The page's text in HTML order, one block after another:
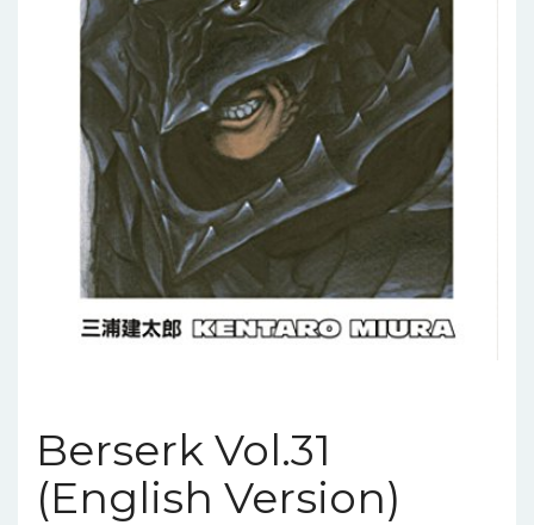
Berserk Vol.31
(English Version)